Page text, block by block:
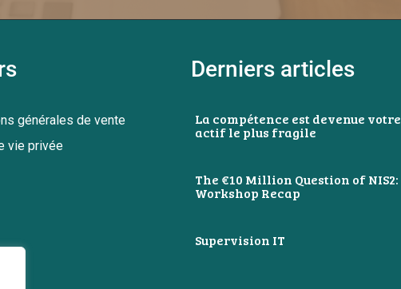
générales de vente
vie privée
Derniers articles
La compétence est devenue votre
actif le plus fragile
The €10 Million Question of NIS2:
Workshop Recap
Supervision IT